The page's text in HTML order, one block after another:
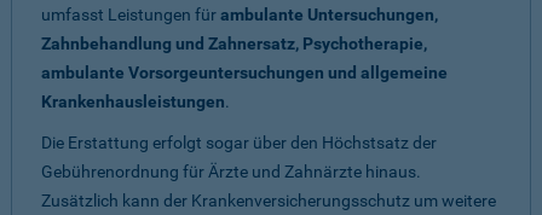
umfasst Leistungen fürambulante Untersuchungen,
Zahnbehandlung und Zahnersatz, Psychotherapie,
ambulante Vorsorgeuntersuchungen und allgemeine
Krankenhausleistungen.
Die Erstattung erfolgt sogar über den Höchstsatz der
Gebührenordnung für Ärzte und Zahnärzte hinaus.
Zusätzlich kann der Krankenversicherungsschutz um weitere